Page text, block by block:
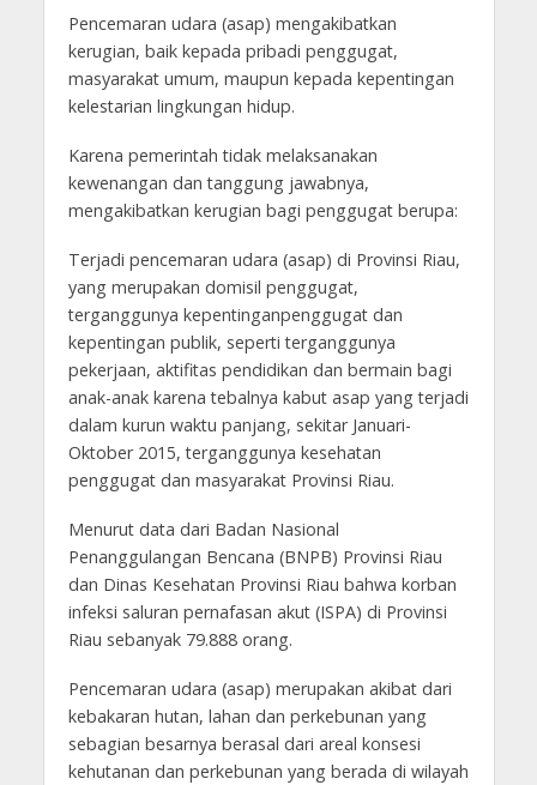
Pencemaran udara (asap) mengakibatkan
kerugian, baik kepada pribadi penggugat,
masyarakat umum, maupun kepada kepentingan
kelestarian lingkungan hidup.
Karena pemerintah tidak melaksanakan
kewenangan dan tanggung jawabnya,
mengakibatkan kerugian bagi penggugat berupa:
Terjadi pencemaran udara (asap) di Provinsi Riau,
yang merupakan domisil penggugat,
terganggunya kepentinganpenggugat dan
kepentingan publik, seperti terganggunya
pekerjaan, aktifitas pendidikan dan bermain bagi
anak-anak karena tebalnya kabut asap yang terjadi
dalam kurun waktu panjang, sekitar Januari-
Oktober 2015, terganggunya kesehatan
penggugat dan masyarakat Provinsi Riau.
Menurut data dari Badan Nasional
Penanggulangan Bencana (BNPB) Provinsi Riau
dan Dinas Kesehatan Provinsi Riau bahwa korban
infeksi saluran pernafasan akut (ISPA) di Provinsi
Riau sebanyak 79.888 orang.
Pencemaran udara (asap) merupakan akibat dari
kebakaran hutan, lahan dan perkebunan yang
sebagian besarnya berasal dari areal konsesi
kehutanan dan perkebunan yang berada di wilayah